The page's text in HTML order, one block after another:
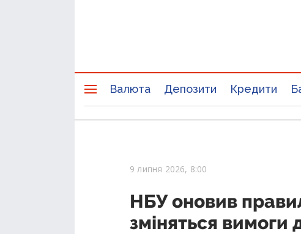
Валюта Депозити Кредити
9 липня 2026, 8:00
НБУ оновив
зміняться вимоги